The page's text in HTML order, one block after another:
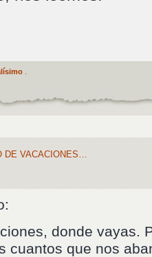
.
DE VACACIONES…
donde vayas.
cuantos que nos